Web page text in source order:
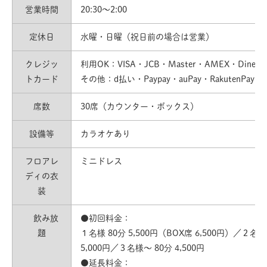
営業時間 20:30〜2:00
定休日 水曜・日曜（祝日前の場合は営業）
クレジッ
トカード
利用OK：VISA・JCB・Master・AMEX・Diners
その他：d払い・Paypay・auPay・RakutenPay
席数 30席（カウンター・ボックス）
設備等 カラオケあり
フロアレ
ディの衣
装
ミニドレス
飲み放
題
●初回料金：
１名様 80分 5,500円（BOX席 6,500円）／２名
5,000円／３名様〜 80分 4,500円
●延長料金：